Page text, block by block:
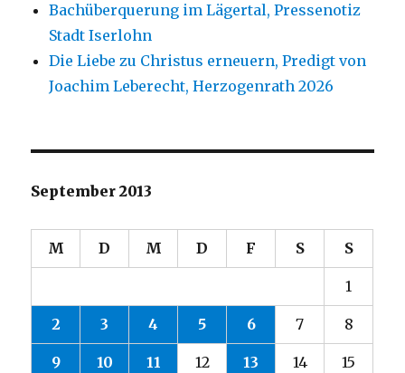
Bachüberquerung im Lägertal, Pressenotiz
Stadt Iserlohn
Die Liebe zu Christus erneuern, Predigt von
Joachim Leberecht, Herzogenrath 2026
September 2013
M D M D F S S
1
2 3 4 5 6 7 8
9 10 11 12 13 14 15